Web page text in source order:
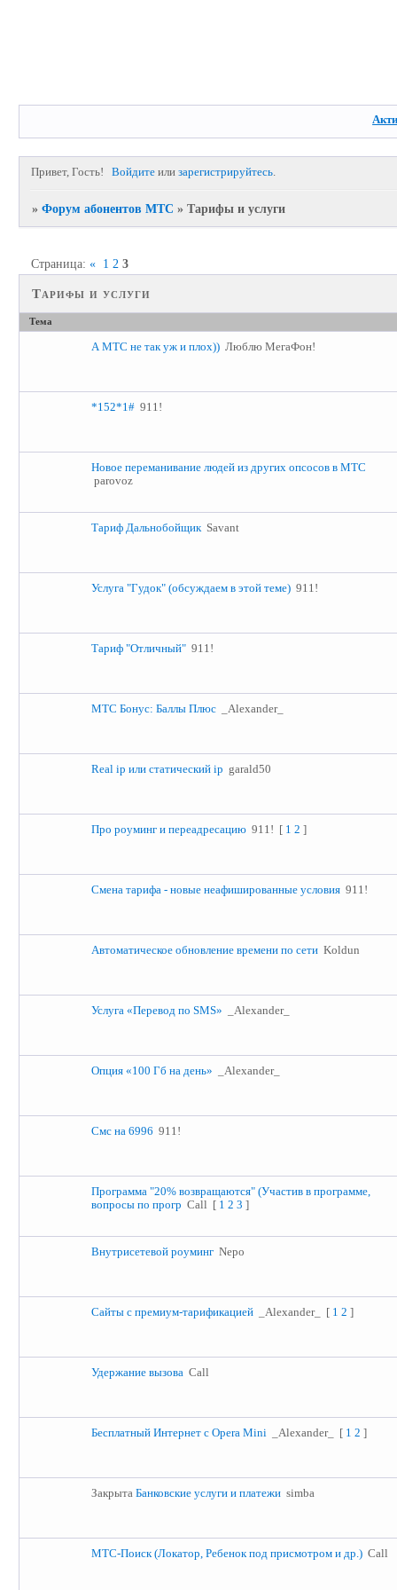
Привет, Гость! Войдите илизарегистрируйтесь.
»Форум абонентов МТС »Тарифы и услуги
Тарифы и услуги
Страница:« 1 2 3
Тема
А МТС не так уж и плох)) Люблю МегаФон!
*152*1# 911!
Новое переманивание людей из других опсосов в МТС
parovoz
Тариф Дальнобойщик Savant
Услуга "Гудок" (обсуждаем в этой теме) 911!
Тариф "Отличный" 911!
МТС Бонус: Баллы Плюс _Alexander_
Real ip или статический ip garald50
Про роуминг и переадресацию 911! [ 1 2 ]
Смена тарифа - новые неафишированные условия 911!
Автоматическое обновление времени по сети Koldun
Услуга «Перевод по SMS» _Alexander_
Опция «100 Гб на день» _Alexander_
Смс на 6996 911!
Программа "20% возвращаются" (Участив в программе,
вопросы по прогр Call [ 1 2 3 ]
Внутрисетевой роуминг Nepo
Сайты с премиум-тарификацией _Alexander_ [ 1 2 ]
Удержание вызова Call
Бесплатный Интернет с Opera Mini _Alexander_ [ 1 2 ]
Закрыта Банковские услуги и платежи simba
МТС-Поиск (Локатор, Ребенок под присмотром и др.) Call